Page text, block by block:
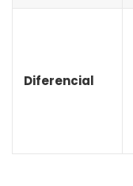
Diferencial